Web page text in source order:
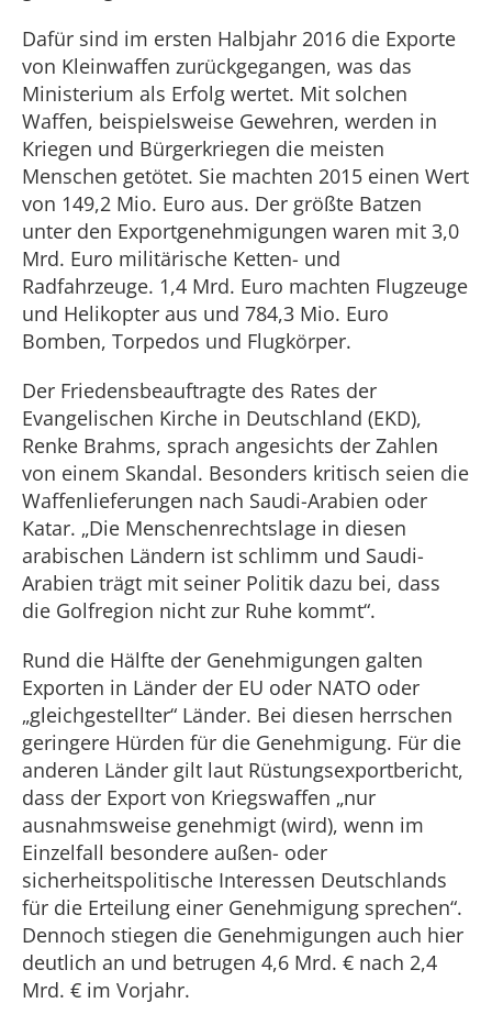
Dafür sind im ersten Halbjahr 2016 die Exporte
von Kleinwaffen zurückgegangen, was das
Ministerium als Erfolg wertet. Mit solchen
Waffen, beispielsweise Gewehren, werden in
Kriegen und Bürgerkriegen die meisten
Menschen getötet. Sie machten 2015 einen Wert
von 149,2 Mio. Euro aus. Der größte Batzen
unter den Exportgenehmigungen waren mit 3,0
Mrd. Euro militärische Ketten- und
Radfahrzeuge. 1,4 Mrd. Euro machten Flugzeuge
und Helikopter aus und 784,3 Mio. Euro
Bomben, Torpedos und Flugkörper.
Der Friedensbeauftragte des Rates der
Evangelischen Kirche in Deutschland (EKD),
Renke Brahms, sprach angesichts der Zahlen
von einem Skandal. Besonders kritisch seien die
Waffenlieferungen nach Saudi-Arabien oder
Katar. „Die Menschenrechtslage in diesen
arabischen Ländern ist schlimm und Saudi-
Arabien trägt mit seiner Politik dazu bei, dass
die Golfregion nicht zur Ruhe kommt“.
Rund die Hälfte der Genehmigungen galten
Exporten in Länder der EU oder NATO oder
„gleichgestellter“ Länder. Bei diesen herrschen
geringere Hürden für die Genehmigung. Für die
anderen Länder gilt laut Rüstungsexportbericht,
dass der Export von Kriegswaffen „nur
ausnahmsweise genehmigt (wird), wenn im
Einzelfall besondere außen- oder
sicherheitspolitische Interessen Deutschlands
für die Erteilung einer Genehmigung sprechen“.
Dennoch stiegen die Genehmigungen auch hier
deutlich an und betrugen 4,6 Mrd. € nach 2,4
Mrd. € im Vorjahr.